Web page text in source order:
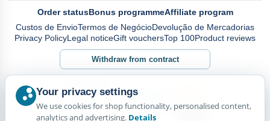
Order statusBonus programmeAffiliate program
Custos de EnvioTermos de NegócioDevolução de Mercadorias
Privacy PolicyLegal noticeGift vouchersTop 100Product reviews
Withdraw from contract
Your privacy settings
We use cookies for shop functionality, personalised content,
analytics and advertising. Details